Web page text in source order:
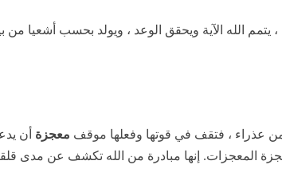
يتمم الله الآية ويحقق الوعد ، ويولد بحسب أشعيا
عذراء ، فتقف في قوتها وفعلها موقف معجزة أن
المعجزات. إنها مبادرة من الله تكشف عن مدى